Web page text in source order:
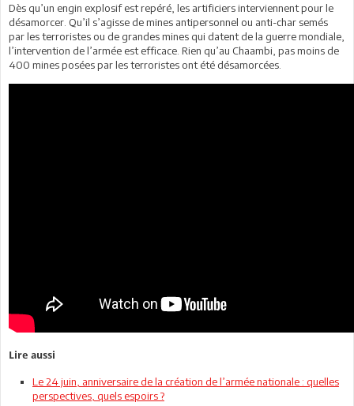
Dès qu’un engin explosif est repéré, les artificiers interviennent pour le
désamorcer. Qu’il s’agisse de mines antipersonnel ou anti-char semés
par les terroristes ou de grandes mines qui datent de la guerre mondiale,
l’intervention de l’armée est efficace. Rien qu’au Chaambi, pas moins de
400 mines posées par les terroristes ont été désamorcées.
Lire aussi
Le 24 juin, anniversaire de la création de l’armée nationale : quelles
perspectives, quels espoirs ?